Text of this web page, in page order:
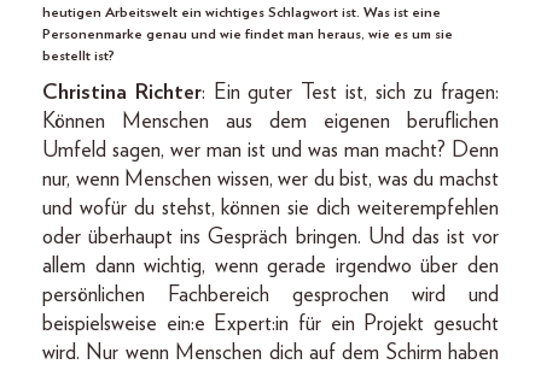
heutigen Arbeitswelt ein wichtiges Schlagwort ist. Was ist eine
Personenmarke genau und wie findet man heraus, wie es um sie
bestellt ist?
Christina Richter: Ein guter Test ist, sich zu fragen:
Können Menschen aus dem eigenen beruflichen
Umfeld sagen, wer man ist und was man macht? Denn
nur, wenn Menschen wissen, wer du bist, was du machst
und wofür du stehst, können sie dich weiterempfehlen
oder überhaupt ins Gespräch bringen. Und das ist vor
allem dann wichtig, wenn gerade irgendwo über den
persönlichen Fachbereich gesprochen wird und
beispielsweise ein:e Expert:in für ein Projekt gesucht
wird. Nur wenn Menschen dich auf dem Schirm haben